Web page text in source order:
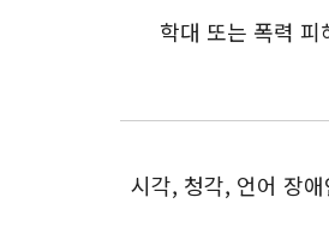
학대 또는 폭력 피
시각, 청각, 언어 장